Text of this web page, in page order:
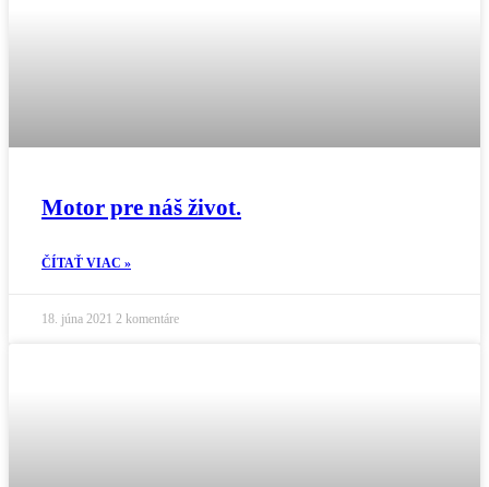
Motor pre náš život.
ČÍTAŤ VIAC »
18. júna 2021 2 komentáre